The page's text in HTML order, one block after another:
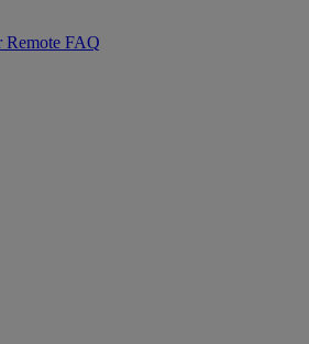
Remote FAQ